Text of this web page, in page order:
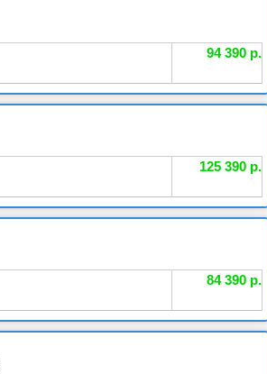
94 390 р.
125 390 р.
84 390 р.